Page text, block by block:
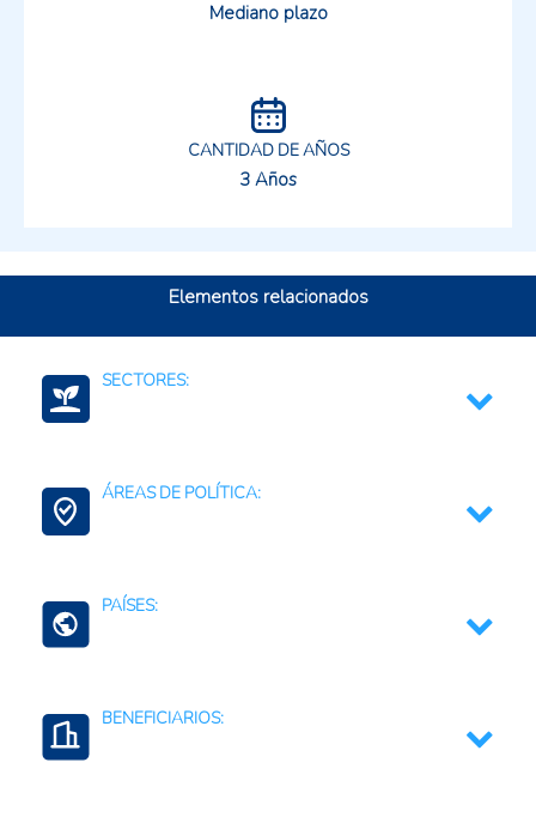
Mediano plazo
CANTIDAD DE AÑOS
3 Años
Elementos relacionados
SECTORES:
ÁREAS DE POLÍTICA:
Una Salud
PAÍSES:
BENEFICIARIOS: